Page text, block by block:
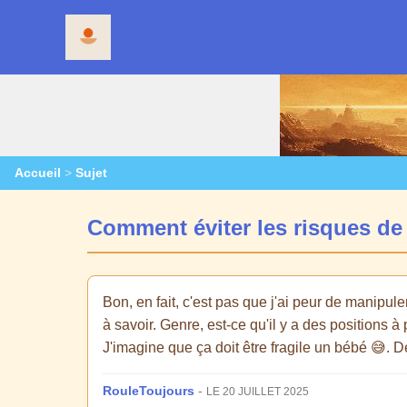
Accueil > Sujet
Comment éviter les risques
Bon, en fait, c'est pas que j'ai peur de
à savoir. Genre, est-ce qu'il y a des positions
J'imagine que ça doit être fragile un bébé 😅.
RouleToujours - LE 20 JUILLET 2025